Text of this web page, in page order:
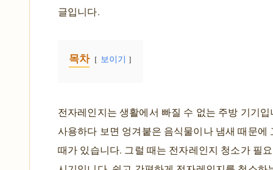
글입니다.
목차 보이기
전자레인지는 생활에서 빠질 수 없는 주방 기기
사용하다 보면 엉겨붙은 음식물이나 냄새 때문에
때가 있습니다. 그럴 때는 전자레인지 청소가 필